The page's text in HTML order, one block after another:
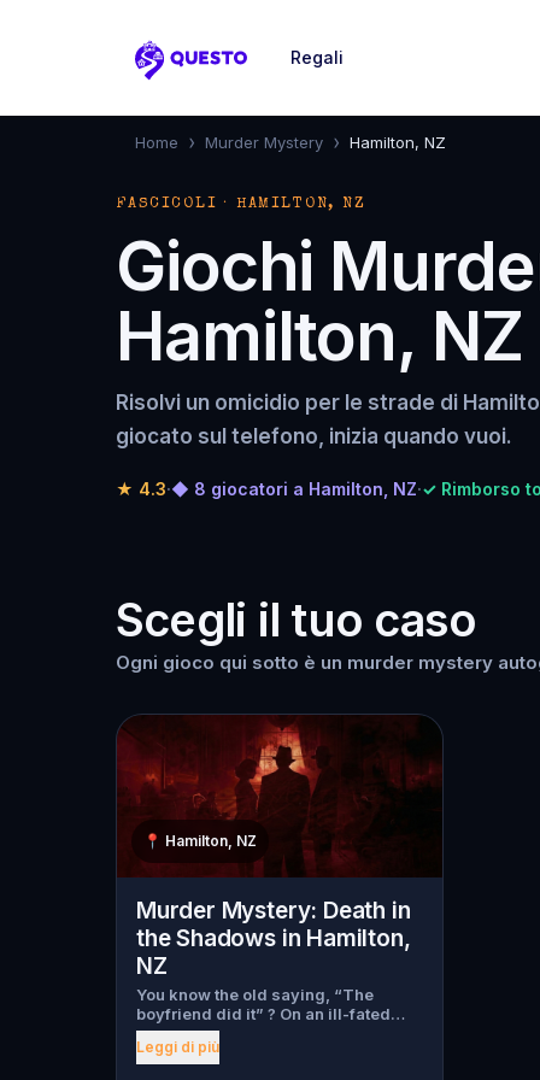
Questo
Regali
Home › Murder Mystery › Hamilton, NZ
FASCICOLI · HAMILTON, NZ
Giochi
Hamilton, NZ
Risolvi un omicidio per le strade di
giocato sul telefono, inizia quando vuoi.
★ 4.3·◆ 8 giocatori a Hamilton, NZ·✓ Rimborso
Scegli il tuo caso
Ogni gioco qui sotto è un murder mystery
📍 Hamilton, NZ
Murder Mystery: Death in
the Shadows in Hamilton,
NZ
You know the old saying, “The
boyfriend did it” ? On an ill-fated
night, love goes terribly wrong for
Bella Wanderlust and Walter Bridges
Leggi di più